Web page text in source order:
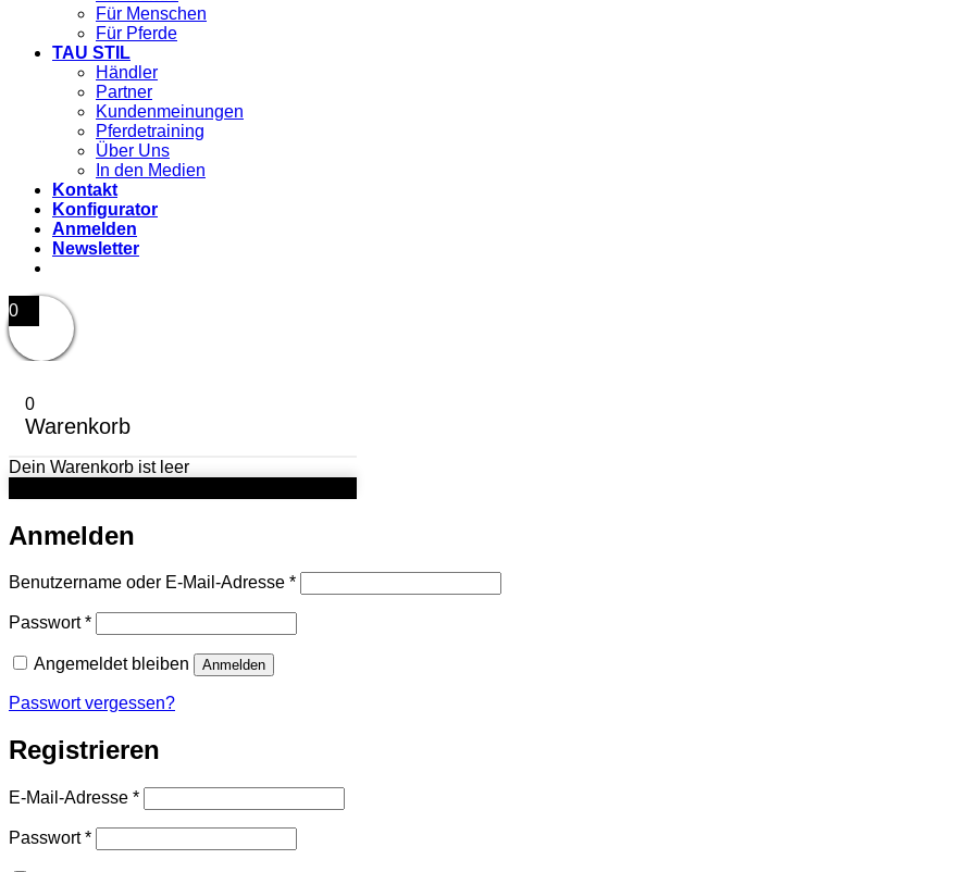
Für Menschen
Für Pferde
TAU STIL
Händler
Partner
Kundenmeinungen
Pferdetraining
Über Uns
In den Medien
Kontakt
Konfigurator
Anmelden
Newsletter
0
0
Warenkorb
Dein Warenkorb ist leer
Anmelden
Benutzername oder E-Mail-Adresse *Erforderlich
Passwort*Erforderlich
Angemeldet bleiben Anmelden
Passwort vergessen?
Registrieren
E-Mail-Adresse *Erforderlich
Passwort*Erforderlich